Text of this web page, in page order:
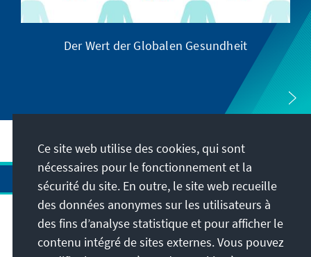
Der Wert der Globalen Gesundheit
Adresse
Ce site web utilise des cookies, qui sont
nécessaires pour le fonctionnement et la
sécurité du site. En outre, le site web recueille
des données anonymes sur les utilisateurs à
des fins d’analyse statistique et pour afficher le
contenu intégré de sites externes. Vous pouvez